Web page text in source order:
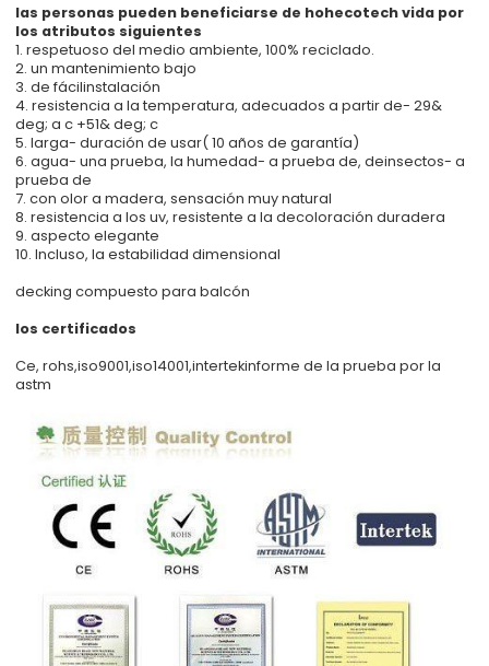
las personas pueden beneficiarse de hohecotech vida por
los atributos siguientes
1. respetuoso del medio ambiente, 100% reciclado.
2. un mantenimiento bajo
3. de fácilinstalación
4. resistencia a la temperatura, adecuados a partir de- 29&
deg; a c +51& deg; c
5. larga- duración de usar( 10 años de garantía)
6. agua- una prueba, la humedad- a prueba de, deinsectos- a
prueba de
7. con olor a madera, sensación muy natural
8. resistencia a los uv, resistente a la decoloración duradera
9. aspecto elegante
10. Incluso, la estabilidad dimensional
decking compuesto para balcón
los certificados
Ce, rohs,iso9001,iso14001,intertekinforme de la prueba por la
astm